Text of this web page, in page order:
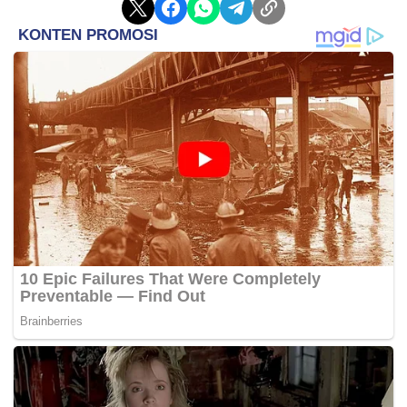
Kasus ini menjadi perhatian serius, mengingat pelaku
masih berusia remaja. Aparat mengimbau para
orang tua dan lingkungan sekitar untuk lebih aktif
dalam mengawasi pergaulan anak-anak, guna
mencegah keterlibatan dalam penyalahgunaan
narkoba.
Polisi saat ini masih melakukan pengembangan
untuk memburu pelaku lain yang diduga terlibat
dalam jaringan peredaran narkotika tersebut (*).